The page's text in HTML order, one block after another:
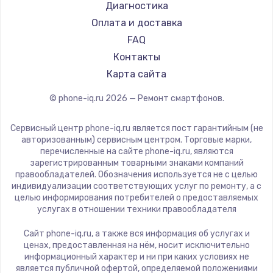
Замена видеокарты
1600 руб.
Заказать
Ремонт разъема питания
880 руб.
Заказать
Замена видеочипа
2745 руб.
Заказать
2600 руб.
Заказать
Ремонт смартфонов HTC
Ремонт смартфонов Blackmagic
Ремонт смартфонов Nothing
Ремонт смартфонов iQOO
LeEco
OnePlus
teXet
Motorola
Prestigio
Elephone
BlackView
Google
Vertu
Tp-Link
Nubia
Land Rover
Диагностика
Оплата и доставка
FAQ
Контакты
Карта сайта
© phone-iq.ru 2026 — Ремонт смартфонов.
Сервисный центр phone-iq.ru является пост гарантийным (не
авторизованным) сервисным центром. Торговые марки,
перечисленные на сайте phone-iq.ru, являются
зарегистрированным товарными знаками компаний
правообладателей. Обозначения используется не с целью
индивидуализации соответствующих услуг по ремонту, а с
целью информирования потребителей о предоставляемых
услугах в отношении техники правообладателя
Сайт phone-iq.ru, а также вся информация об услугах и
ценах, предоставленная на нём, носит исключительно
информационный характер и ни при каких условиях не
является публичной офертой, определяемой положениями